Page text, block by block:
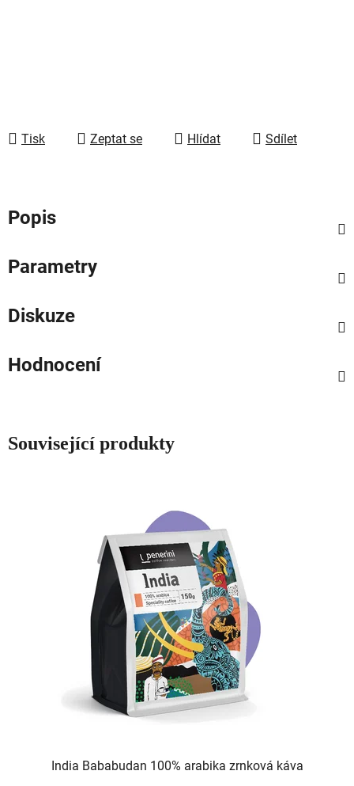
Tisk Zeptat se Hlídat Sdílet
Popis
Parametry
Diskuze
Hodnocení
Související produkty
India Bababudan 100% arabika zrnková káva